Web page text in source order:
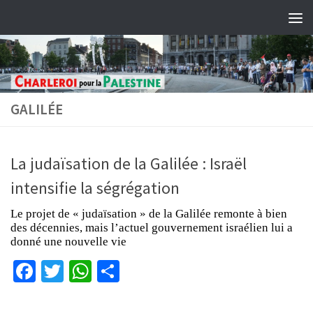
GALILÉE
La judaïsation de la Galilée : Israël
intensifie la ségrégation
Le projet de « judaïsation » de la Galilée remonte à bien
des décennies, mais l’actuel gouvernement israélien lui a
donné une nouvelle vie
Facebook
TwitterWhatsApp